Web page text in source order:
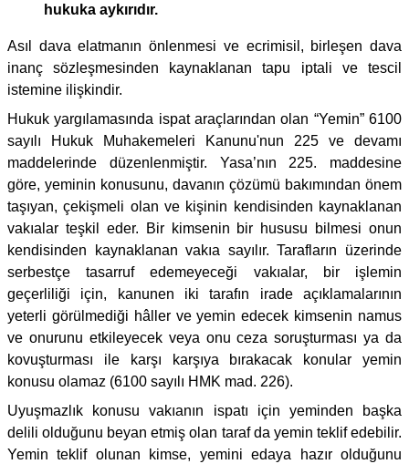
hukuka aykırıdır.
Asıl dava elatmanın önlenmesi ve ecrimisil, birleşen dava
inanç sözleşmesinden kaynaklanan tapu iptali ve tescil
istemine ilişkindir.
Hukuk yargılamasında ispat araçlarından olan “Yemin” 6100
sayılı Hukuk Muhakemeleri Kanunu'nun 225 ve devamı
maddelerinde düzenlenmiştir. Yasa’nın 225. maddesine
göre, yeminin konusunu, davanın çözümü bakımından önem
taşıyan, çekişmeli olan ve kişinin kendisinden kaynaklanan
vakıalar teşkil eder. Bir kimsenin bir hususu bilmesi onun
kendisinden kaynaklanan vakıa sayılır. Tarafların üzerinde
serbestçe tasarruf edemeyeceği vakıalar, bir işlemin
geçerliliği için, kanunen iki tarafın irade açıklamalarının
yeterli görülmediği hâller ve yemin edecek kimsenin namus
ve onurunu etkileyecek veya onu ceza soruşturması ya da
kovuşturması ile karşı karşıya bırakacak konular yemin
konusu olamaz (6100 sayılı HMK mad. 226).
Uyuşmazlık konusu vakıanın ispatı için yeminden başka
delili olduğunu beyan etmiş olan taraf da yemin teklif edebilir.
Yemin teklif olunan kimse, yemini edaya hazır olduğunu